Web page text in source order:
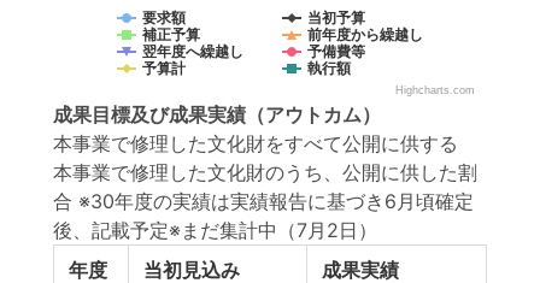
要求額
当初予算
補正予算
前年度から繰越し
翌年度へ繰越し
予備費等
予算計
執行額
Highcharts.com
成果目標及び成果実績 （アウトカム）
本事業で修理した文化財をすべて公開に供する
本事業で修理した文化財のうち、公開に供した割
合 ※30年度の実績は実績報告に基づき6月頃確定
後、記載予定※まだ集計中（7月2日）
年度
当初見込み 成果実績